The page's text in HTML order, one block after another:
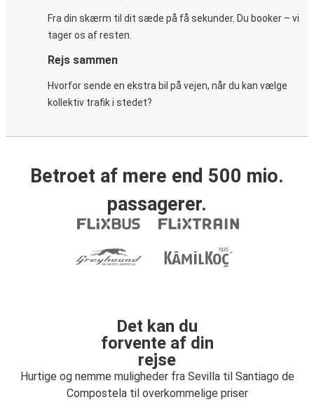
Fra din skærm til dit sæde på få sekunder. Du booker – vi
tager os af resten.
Rejs sammen
Hvorfor sende en ekstra bil på vejen, når du kan vælge
kollektiv trafik i stedet?
Betroet af mere end 500 mio.
passagerer.
Det kan du
forvente af din
rejse
Hurtige og nemme muligheder fra Sevilla til Santiago de
Compostela til overkommelige priser